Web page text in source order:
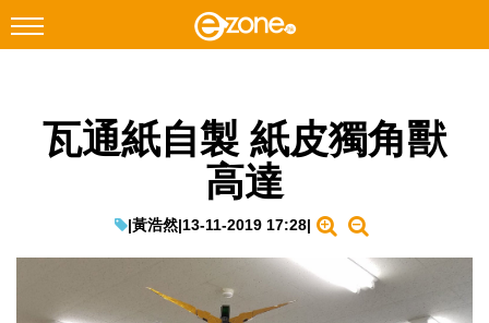
Facebook Instagram
遊戲動漫
瓦通紙自製 紙皮獨角獸
高達
|黃浩然|13-11-2019 17:28|